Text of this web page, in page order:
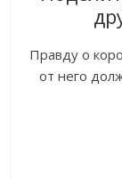
Правду о
от него